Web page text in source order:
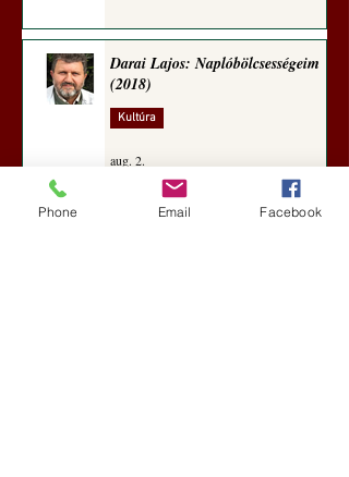
Darai Lajos: Naplóbölcsességeim
(2018)
Kultúra
aug. 2.
Phone Email Facebook